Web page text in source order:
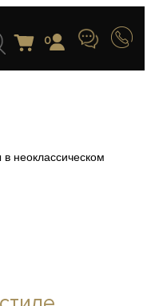
0
неоклассическом